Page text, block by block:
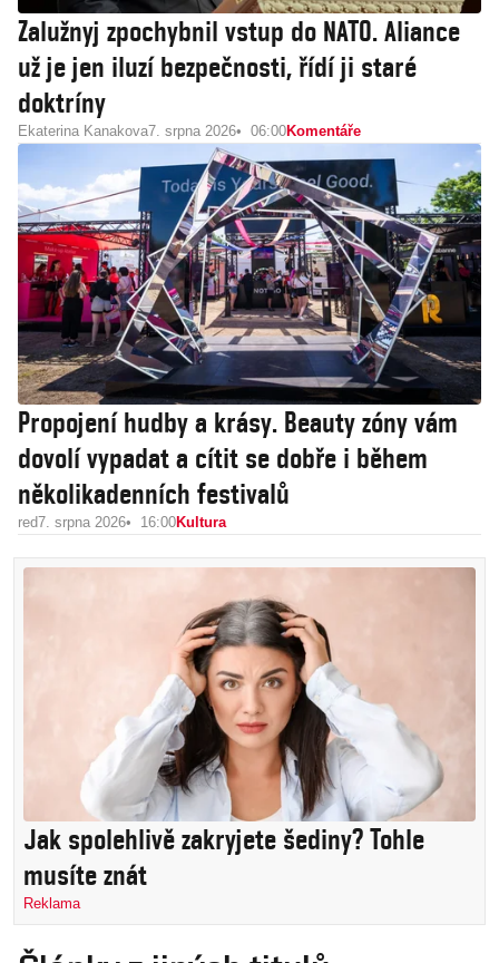
Zalužnyj zpochybnil vstup do NATO. Aliance
už je jen iluzí bezpečnosti, řídí ji staré
doktríny
Ekaterina Kanakova7. srpna 2026 06:00Komentáře
Propojení hudby a krásy. Beauty zóny vám
dovolí vypadat a cítit se dobře i během
několikadenních festivalů
red7. srpna 2026 16:00Kultura
Jak spolehlivě zakryjete šediny? Tohle
musíte znát
Reklama